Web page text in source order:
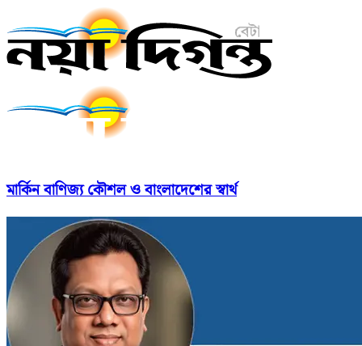
মার্কিন বাণিজ্য কৌশল ও বাংলাদেশের স্বার্থ